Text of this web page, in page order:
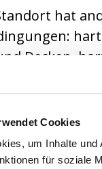
Cookies
um Inhalte und
für soziale
hat
Decken,
Platzierung
oder als
Version.